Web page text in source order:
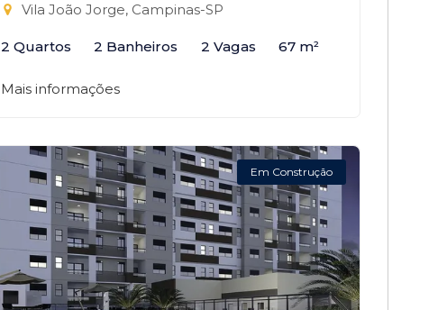
Vila João Jorge, Campinas-SP
2 Quartos 2 Banheiros 2 Vagas 67 m²
Mais informações
Em Construção